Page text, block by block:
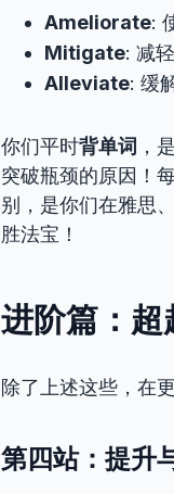
Ameliorate:
Mitigate: 减
Alleviate: 缓
你们平时背单词 ，
突破瓶颈的原因！
别，是你们在雅思
胜法宝！
进阶篇：超
除了上述这些，在
第四站：提